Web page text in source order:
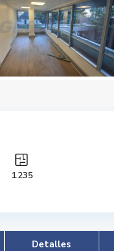
1.235
Detalles